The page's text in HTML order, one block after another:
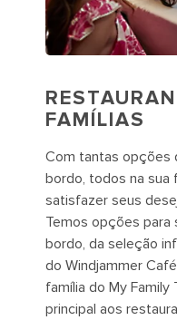
FAMÍLIAS
Com tantas opções
bordo, todos na sua
satisfazer seus
Temos opções
bordo, da seleção
do Windjammer
família do My
principal aos